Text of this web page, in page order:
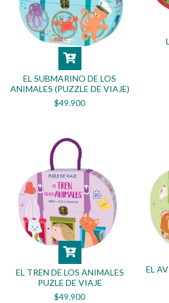
EL SUBMARINO DE LOS
ANIMALES (PUZZLE DE VIAJE)
$49.900
EL TREN DE LOS ANIMALES
PUZLE DE VIAJE
$49.900
EL